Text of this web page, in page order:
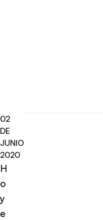
02
DE
JUNIO
2020
H
o
y
e